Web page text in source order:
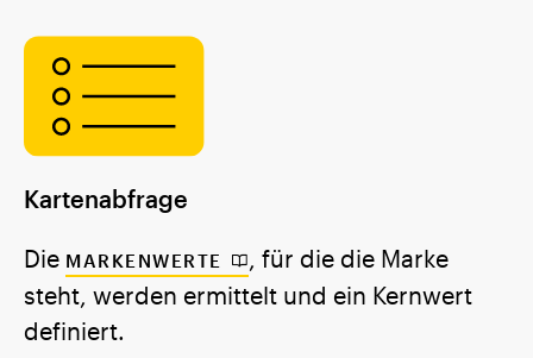
Kartenabfrage
Die MARKENWERTE
, für die die Marke
steht, werden ermittelt und ein Kernwert
definiert.